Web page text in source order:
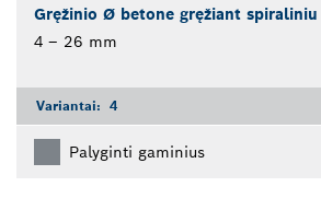
Gręžinio Ø betone gręžiant spiraliniu
4 – 26 mm
Variantai: 4
Palyginti gaminius